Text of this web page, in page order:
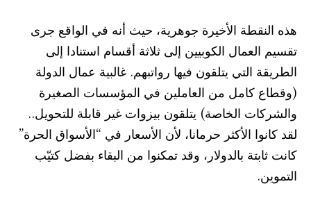
هذه النقطة الأخيرة جوهرية، حيث أنه في الواقع جرى
تقسيم العمال الكوبيين إلى ثلاثة أقسام استنادا إلى
الطريقة التي يتلقون فيها رواتبهم. غالبية عمال الدولة
(وقطاع كامل من العاملين في المؤسسات الصغيرة
والشركات الخاصة) يتلقون بيزوات غير قابلة للتحويل..
لقد كانوا الأكثر حرمانا، لأن الأسعار في “الأسواق الحرة”
كانت ثابتة بالدولار، وقد تمكنوا من البقاء بفضل كتيّب
التموين.